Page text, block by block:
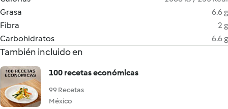
Grasa
6.6 g
Fibra
2 g
Carbohidratos
6.6 g
También incluido en
100 recetas económicas
99 Recetas
México